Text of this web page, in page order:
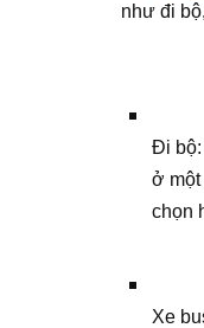
như đi
Đi bộ:
ở một
chọn
Xe